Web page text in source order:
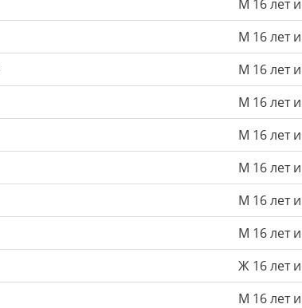
М 16 лет
М 16 лет
М 16 лет
М 16 лет
М 16 лет
М 16 лет
М 16 лет
М 16 лет
Ж 16 лет
М 16 лет